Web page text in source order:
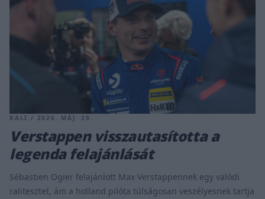
RALI / 2026. MÁJ. 29.
Verstappen visszautasította a
legenda felajánlását
Sébastien Ogier felajánlott Max Verstappennek egy valódi
ralitesztet, ám a holland pilóta túlságosan veszélyesnek tartja